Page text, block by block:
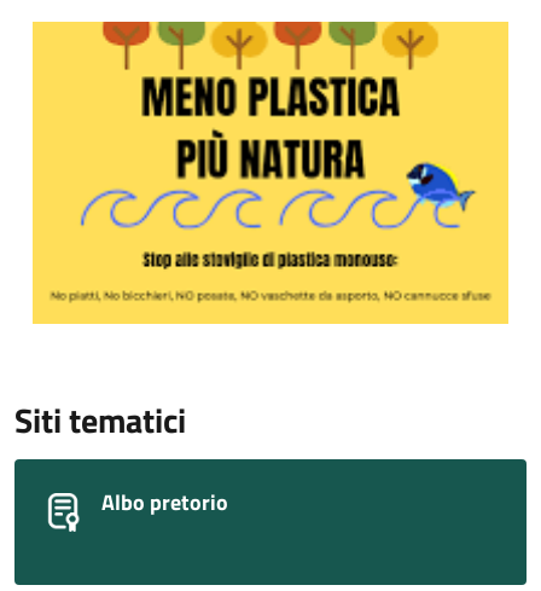
Meno plastica più natura - Clicca per saperne di più
Siti tematici
Albo pretorio